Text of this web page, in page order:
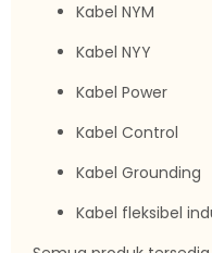
Kabel NYM
Kabel NYY
Kabel Power
Kabel Control
Kabel Grounding
Kabel fleksibel